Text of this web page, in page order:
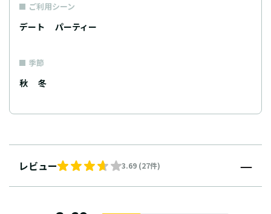
ご利用シーン
デート パーティー
季節
秋 冬
レビュー 3.69 (27件)